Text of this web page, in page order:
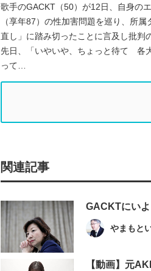
歌手のGACKT（50）が12日、自身の
（享年87）の性加害問題を巡り、所
直し」に踏み切ったことに言及し批判
先日、「いやいや、ちょっと待て 各
って…
関連記事
GACKTにい
やまもと
【動画】元